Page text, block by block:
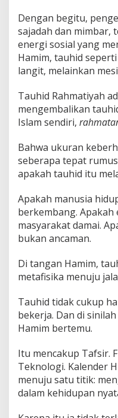
Dengan begitu,
sajadah dan mimbar,
energi sosial yang
Hamim, tauhid
langit, melainkan
Tauhid Rahmatiyah
mengembalikan
Islam sendiri,
Bahwa ukuran
seberapa tepat
apakah tauhid itu
Apakah manusia
berkembang.
masyarakat damai.
bukan ancaman.
Di tangan Hamim,
metafisika menuju
Tauhid tidak cukup
bekerja. Dan di
Hamim bertemu.
Itu mencakup Tafsir.
Teknologi. Kalender
menuju satu titik:
dalam kehidupan